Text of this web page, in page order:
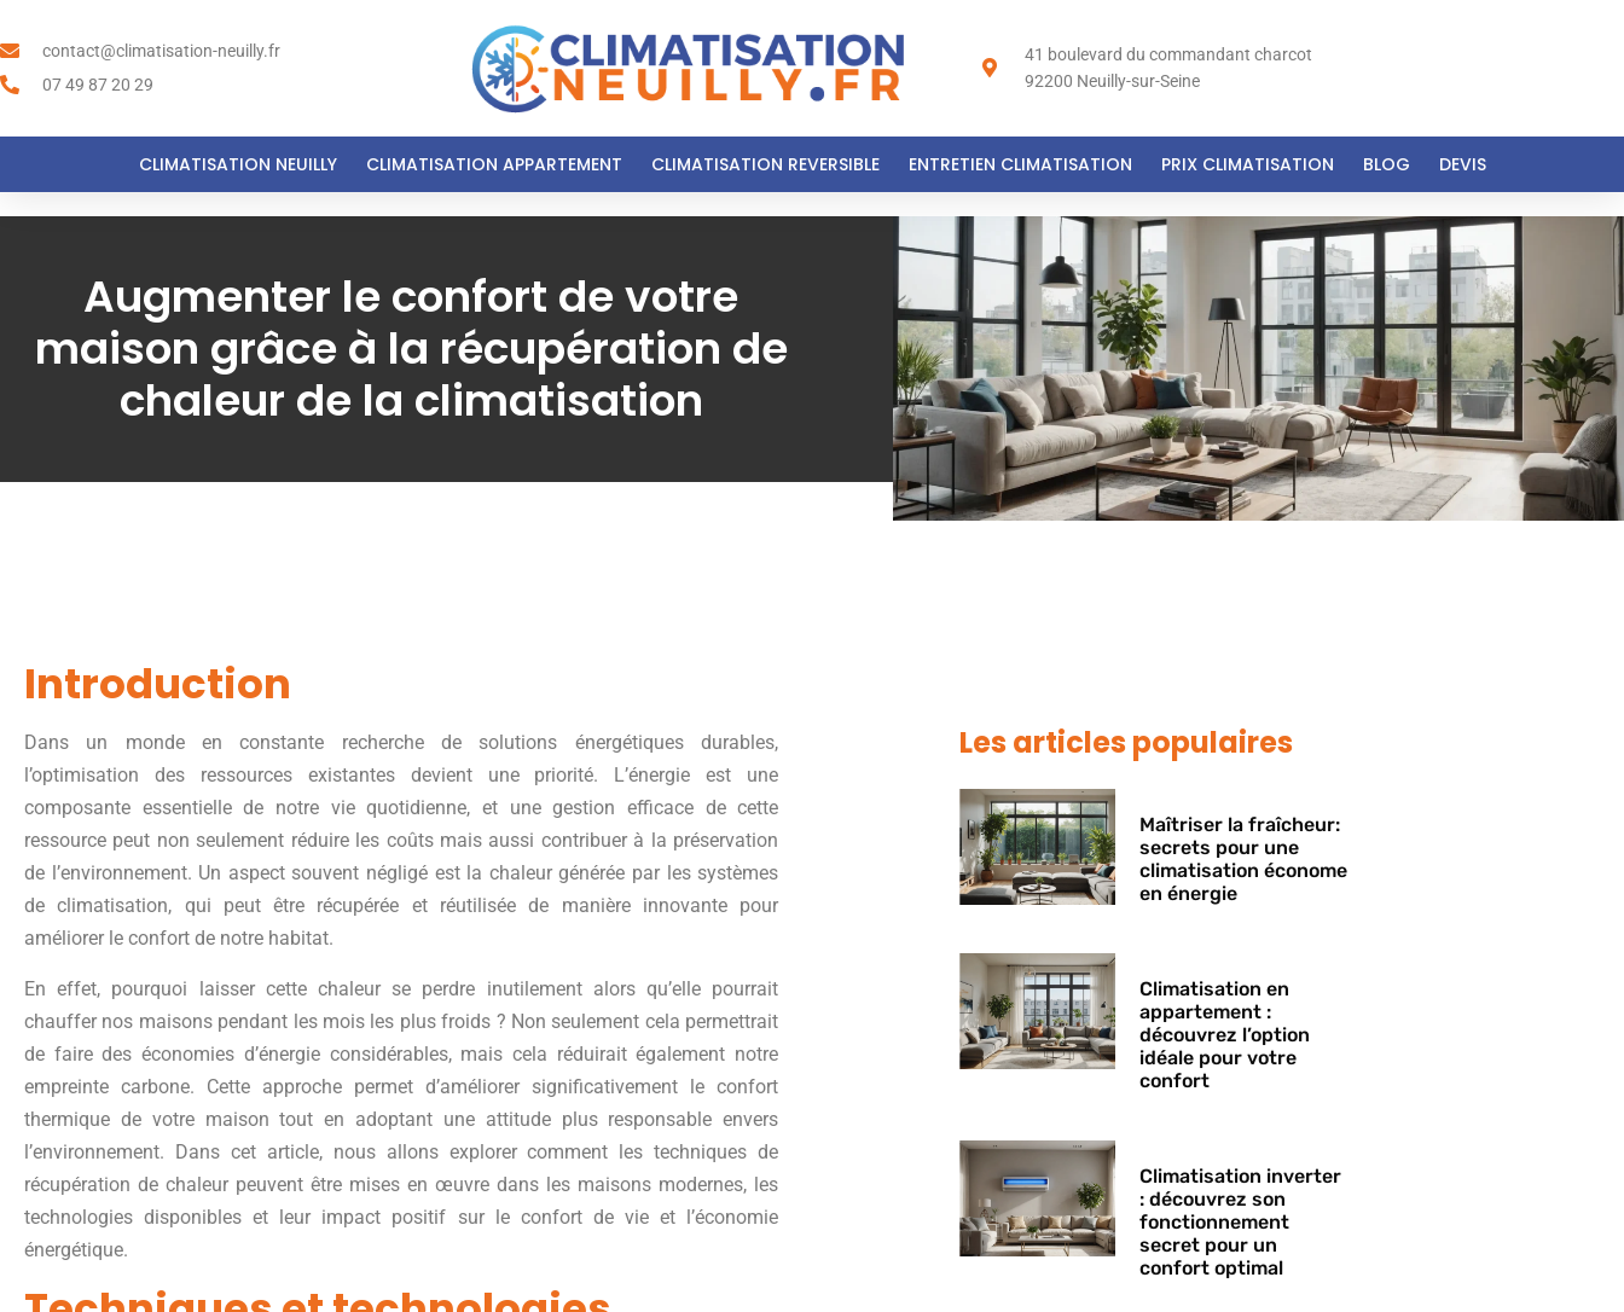
contact@climatisation-neuilly.fr
07 49 87 20 29
41 boulevard du commandant charcot
92200 Neuilly-sur-Seine
CLIMATISATION NEUILLY CLIMATISATION APPARTEMENT CLIMATISATION REVERSIBLE ENTRETIEN CLIMATISATION PRIX CLIMATISATION BLOG DEVIS
Augmenter le confort de votre
maison grâce à la récupération de
chaleur de la climatisation
Introduction
Dans un monde en constante recherche de solutions énergétiques durables,
l’optimisation des ressources existantes devient une priorité. L’énergie est une
composante essentielle de notre vie quotidienne, et une gestion efficace de cette
ressource peut non seulement réduire les coûts mais aussi contribuer à la préservation
de l’environnement. Un aspect souvent négligé est la chaleur générée par les systèmes
de climatisation, qui peut être récupérée et réutilisée de manière innovante pour
améliorer le confort de notre habitat.
En effet, pourquoi laisser cette chaleur se perdre inutilement alors qu’elle pourrait
chauffer nos maisons pendant les mois les plus froids ? Non seulement cela permettrait
de faire des économies d’énergie considérables, mais cela réduirait également notre
empreinte carbone. Cette approche permet d’améliorer significativement le confort
thermique de votre maison tout en adoptant une attitude plus responsable envers
l’environnement. Dans cet article, nous allons explorer comment les techniques de
récupération de chaleur peuvent être mises en œuvre dans les maisons modernes, les
technologies disponibles et leur impact positif sur le confort de vie et l’économie
énergétique.
Les articles populaires
Maîtriser la fraîcheur:
secrets pour une
climatisation économe
en énergie
Climatisation en
appartement :
découvrez l’option
idéale pour votre
confort
Climatisation inverter
: découvrez son
fonctionnement
secret pour un
confort optimal